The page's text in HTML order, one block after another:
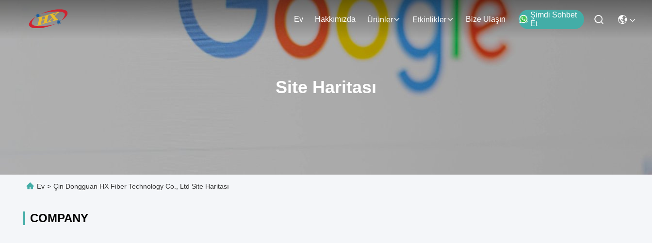
Ev Hakkımızda Ürünler Etkinlikler Bize Ulaşın
Şimdi Sohbet
Et
Site Haritası
Ev > Çin Dongguan HX Fiber Technology Co., Ltd Site Haritası
COMPANY